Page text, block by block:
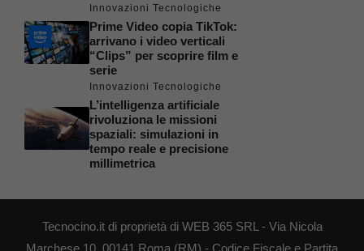
Innovazioni Tecnologiche
Prime Video copia TikTok:
arrivano i video verticali
“Clips” per scoprire film e
serie
Innovazioni Tecnologiche
L’intelligenza artificiale
rivoluziona le missioni
spaziali: simulazioni in
tempo reale e precisione
millimetrica
Tecnocino.it di proprietà di WEB 365 SRL - Via Nicola
Marchese 10, 00141 Roma (RM) - Codice Fiscale e Partita